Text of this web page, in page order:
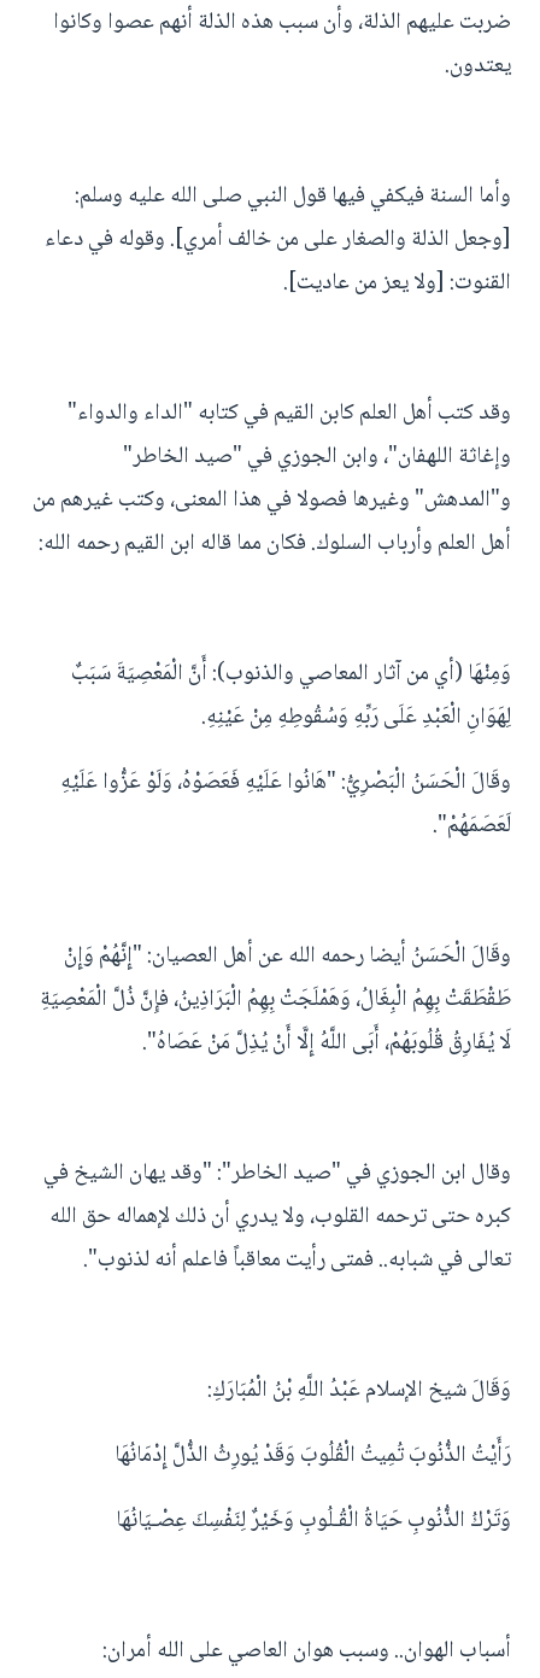
ضربت عليهم الذلة، وأن سبب هذه الذلة أنهم عصوا وكانوا
يعتدون.
وأما السنة فيكفي فيها قول النبي صلى الله عليه وسلم:
[وجعل الذلة والصغار على من خالف أمري]. وقوله في دعاء
القنوت: [ولا يعز من عاديت].
وقد كتب أهل العلم كابن القيم في كتابه "الداء والدواء"
وإغاثة اللهفان"، وابن الجوزي في "صيد الخاطر"
و"المدهش" وغيرها فصولا في هذا المعنى، وكتب غيرهم من
أهل العلم وأرباب السلوك. فكان مما قاله ابن القيم رحمه الله:
وَمِنْهَا (أي من آثار المعاصي والذنوب): أَنَّ الْمَعْصِيَةَ سَبَبٌ
لِهَوَانِ الْعَبْدِ عَلَى رَبِّهِ وَسُقُوطِهِ مِنْ عَيْنِهِ.
وقَالَ الْحَسَنُ الْبَصْرِيُّ: "هَانُوا عَلَيْهِ فَعَصَوْهُ، وَلَوْ عَزُّوا عَلَيْهِ
لَعَصَمَهُمْ".
وقَالَ الْحَسَنُ أيضا رحمه الله عن أهل العصيان: "إِنَّهُمْ وَإِنْ
طَقْطَقَتْ بِهِمُ الْبِغَالُ، وَهَمْلَجَتْ بِهِمُ الْبَرَاذِينُ، فإِنَّ ذُلَّ الْمَعْصِيَةِ
لَا يُفَارِقُ قُلُوبَهُمْ، أَبَى اللَّهُ إِلَّا أَنْ يُذِلَّ مَنْ عَصَاهُ".
وقال ابن الجوزي في "صيد الخاطر": "وقد يهان الشيخ في
كبره حتى ترحمه القلوب، ولا يدري أن ذلك لإهماله حق الله
تعالى في شبابه‏.‏. فمتى رأيت معاقباً فاعلم أنه لذنوب‏".
وَقَالَ شيخ الإسلام عَبْدُ اللَّهِ بْنُ الْمُبَارَكِ:
رَأَيْتُ الذُّنُوبَ تُمِيتُ الْقُلُوبَ وَقَدْ يُورِثُ الذُّلَّ إِدْمَانُهَا
وَتَرْكُ الذُّنُوبِ حَيَاةُ الْقُـلُوبِ وَخَيْرٌ لِنَفْسِكَ عِصْـيَانُهَا
أسباب الهوان.. وسبب هوان العاصي على الله أمران: